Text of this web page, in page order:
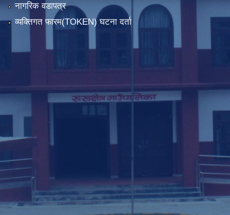
नागरिक वडापत्र
व्यक्तिगत फारम(TOKEN) घटना दर्ता